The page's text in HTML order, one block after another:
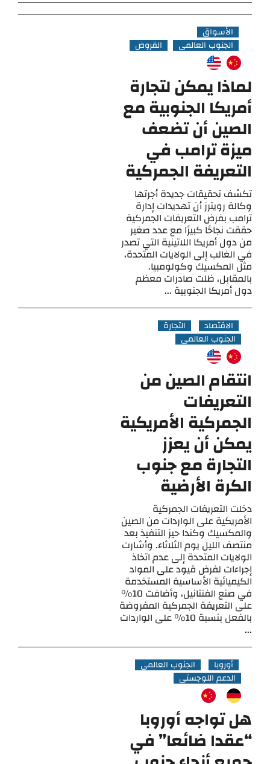
الأسواق
الجنوب العالمي
القروض
لماذا يمكن لتجارة
أمريكا الجنوبية مع
الصين أن تضعف
ميزة ترامب في
التعريفة الجمركية
تكشف تحقيقات جديدة أجرتها
وكالة رويترز أن تهديدات إدارة
ترامب بفرض التعريفات الجمركية
حققت نجاحًا كبيرًا مع عدد صغير
من دول أمريكا اللاتينية التي تصدر
في الغالب إلى الولايات المتحدة،
مثل المكسيك وكولومبيا.
بالمقابل، ظلت صادرات معظم
دول أمريكا الجنوبية ...
الاقتصاد
التجارة
الجنوب العالمي
انتقام الصين من
التعريفات
الجمركية الأمريكية
يمكن أن يعزز
التجارة مع جنوب
الكرة الأرضية
دخلت التعريفات الجمركية
الأمريكية على الواردات من الصين
والمكسيك وكندا حيز التنفيذ بعد
منتصف الليل يوم الثلاثاء. وأشارت
الولايات المتحدة إلى عدم اتخاذ
إجراءات لفرض قيود على المواد
الكيميائية الأساسية المستخدمة
في صنع الفنتانيل، وأضافت 10%
على التعريفة الجمركية المفروضة
بالفعل بنسبة 10% على الواردات
...
أوروبا
الجنوب العالمي
الدعم اللوجستي
هل تواجه أوروبا
“عقدا ضائعا” في